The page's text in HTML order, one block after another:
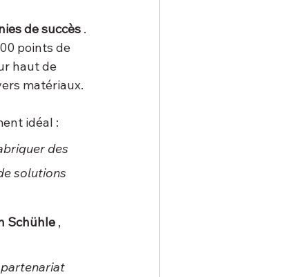
de succès .
points de
haut de
matériaux.
idéal :
des
solutions
Schühle ,